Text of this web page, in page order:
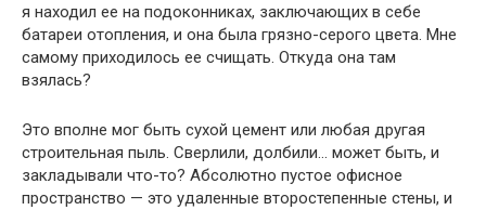
я находил ее на подоконниках, заключающих в себе
батареи отопления, и она была грязно-серого цвета. Мне
самому приходилось ее счищать. Откуда она там
взялась?
Это вполне мог быть сухой цемент или любая другая
строительная пыль. Сверлили, долбили… может быть, и
закладывали что-то? Абсолютно пустое офисное
пространство — это удаленные второстепенные стены, и